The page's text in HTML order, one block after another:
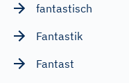
fantastisch
Fantastik
Fantast